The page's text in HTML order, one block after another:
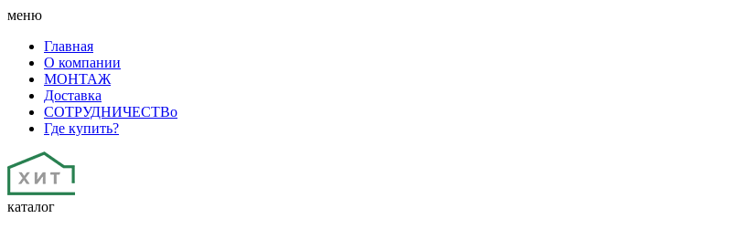
меню
Главная
О компании
МОНТАЖ
Доставка
СОТРУДНИЧЕСТВо
Где купить?
каталог